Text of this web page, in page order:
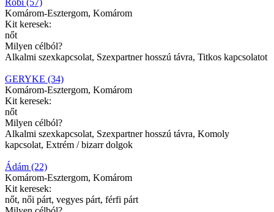
Robi (57)
Komárom-Esztergom, Komárom
Kit keresek:
nőt
Milyen célból?
Alkalmi szexkapcsolat, Szexpartner hosszú távra, Titkos kapcsolatot
GERYKE (34)
Komárom-Esztergom, Komárom
Kit keresek:
nőt
Milyen célból?
Alkalmi szexkapcsolat, Szexpartner hosszú távra, Komoly
kapcsolat, Extrém / bizarr dolgok
Ádám (22)
Komárom-Esztergom, Komárom
Kit keresek:
nőt, női párt, vegyes párt, férfi párt